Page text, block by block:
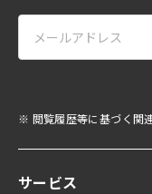
※ 閲覧履歴等に基づく関
サービス